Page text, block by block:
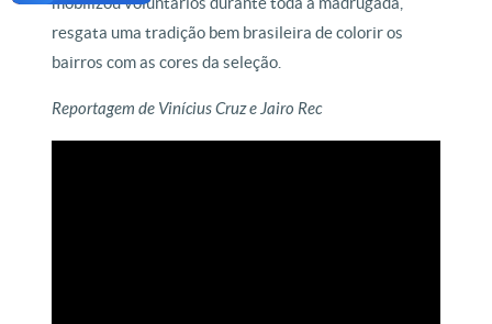
resgata uma tradição bem brasileira de colorir os
bairros com as cores da seleção.
Reportagem de Vinícius Cruz e Jairo Rec